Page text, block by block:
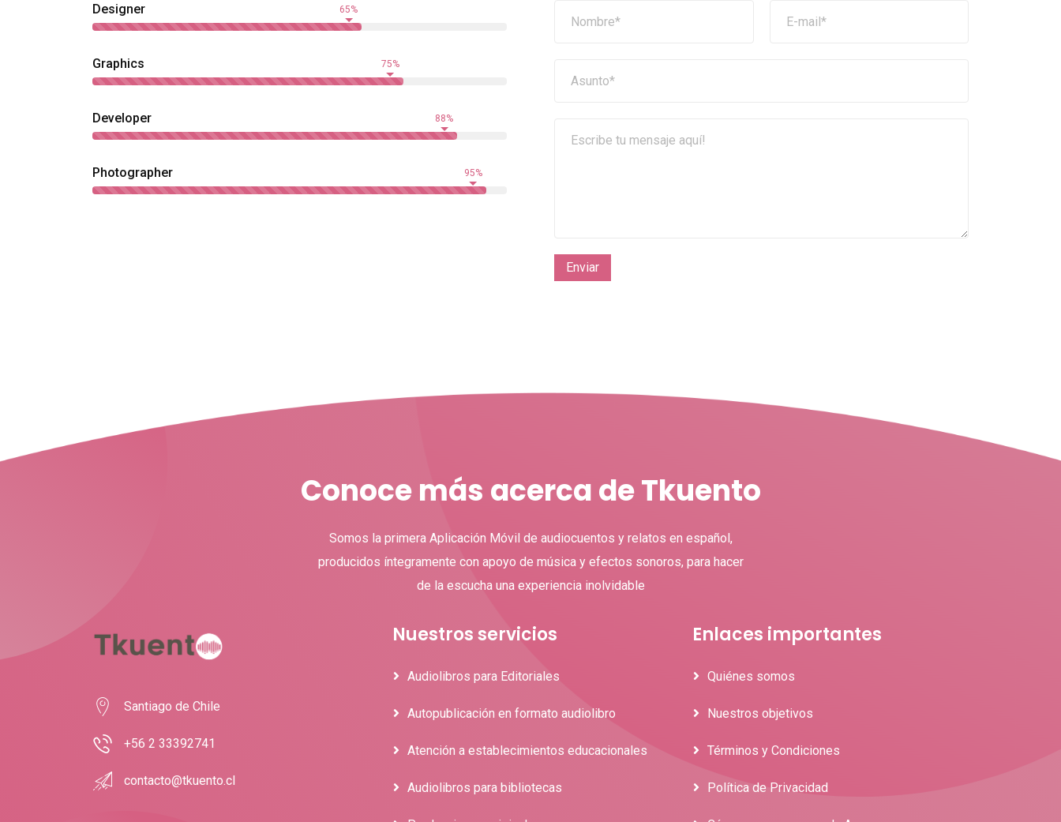
Designer 65%
Graphics 75%
Developer 88%
Photographer 95%
Enviar
Conoce más acerca de Tkuento
Somos la primera Aplicación Móvil de audiocuentos y relatos en español,
producidos íntegramente con apoyo de música y efectos sonoros, para hacer
de la escucha una experiencia inolvidable
Santiago de Chile
+56 2 33392741
contacto@tkuento.cl
Nuestros servicios
Audiolibros para Editoriales
Autopublicación en formato audiolibro
Atención a establecimientos educacionales
Audiolibros para bibliotecas
Enlaces importantes
Quiénes somos
Nuestros objetivos
Términos y Condiciones
Política de Privacidad